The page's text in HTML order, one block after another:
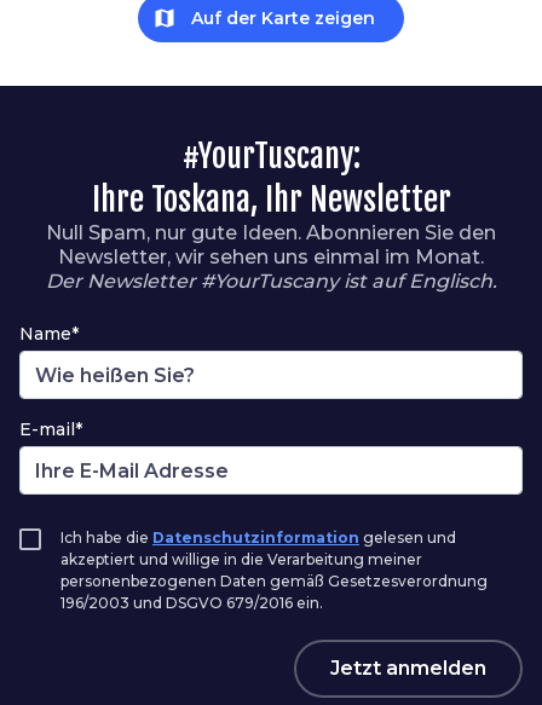
map Auf der Karte zeigen
#YourTuscany:
Ihre Toskana, Ihr Newsletter
Null Spam, nur gute Ideen. Abonnieren Sie den
Newsletter, wir sehen uns einmal im Monat.
Der Newsletter #YourTuscany ist auf Englisch.
Name*
E-mail*
Ich habe die Datenschutzinformation gelesen und
akzeptiert und willige in die Verarbeitung meiner
personenbezogenen Daten gemäß Gesetzesverordnung
196/2003 und DSGVO 679/2016 ein.
Jetzt anmelden